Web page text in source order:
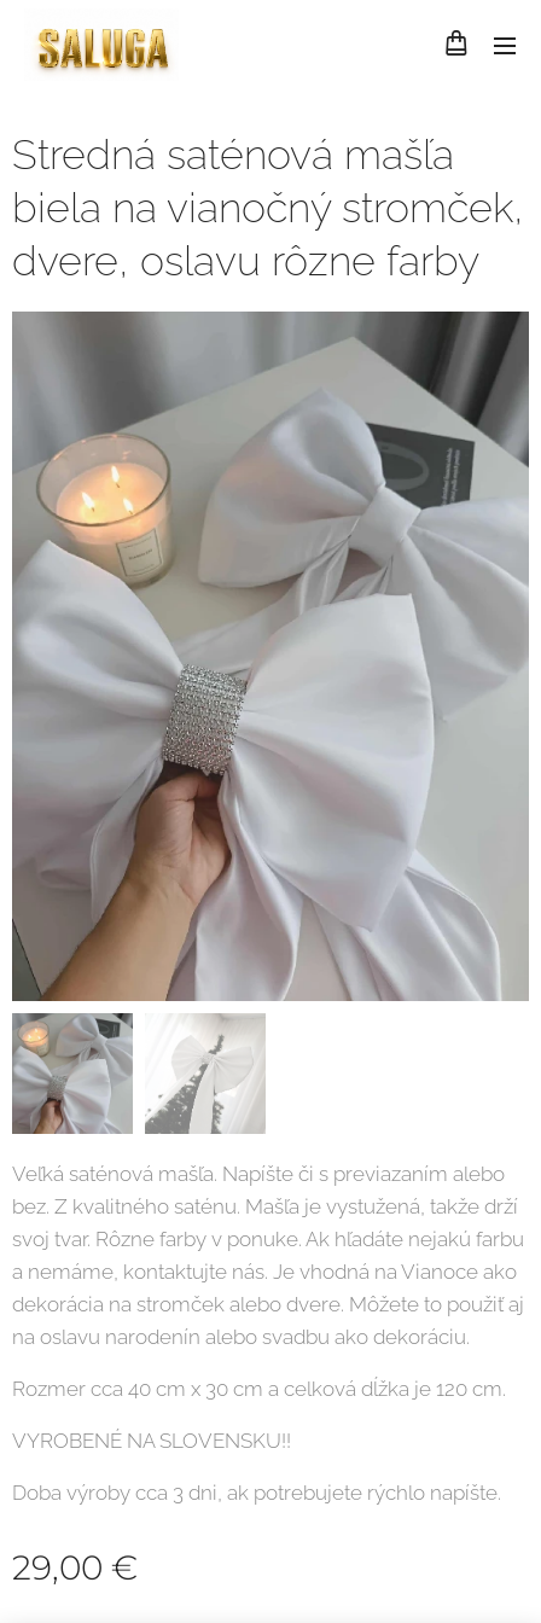
Stredná saténová mašľa
biela na vianočný stromček,
dvere, oslavu rôzne farby
Veľká saténová mašľa. Napíšte či s previazaním alebo
bez. Z kvalitného saténu. Mašľa je vystužená, takže drží
svoj tvar. Rôzne farby v ponuke. Ak hľadáte nejakú farbu
a nemáme, kontaktujte nás. Je vhodná na Vianoce ako
dekorácia na stromček alebo dvere. Môžete to použiť aj
na oslavu narodenín alebo svadbu ako dekoráciu.
Rozmer cca 40 cm x 30 cm a celková dĺžka je 120 cm.
VYROBENÉ NA SLOVENSKU!!
Doba výroby cca 3 dni, ak potrebujete rýchlo napíšte.
29,00 €